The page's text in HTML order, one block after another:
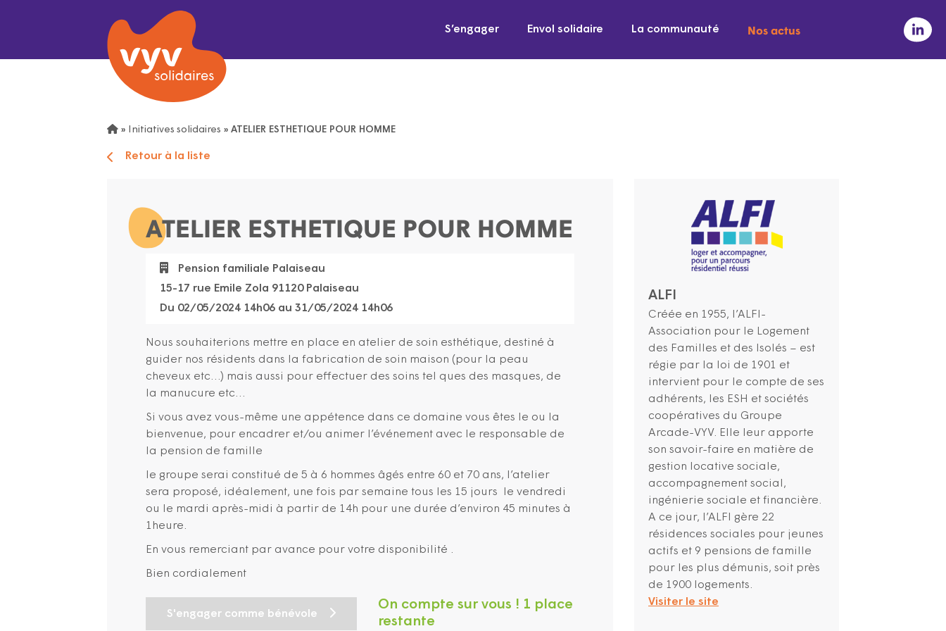
S’engager Envol solidaire La communauté Nos actus
» Initiatives solidaires » ATELIER ESTHETIQUE POUR HOMME
Retour à la liste
ATELIER ESTHETIQUE POUR HOMME
Pension familiale Palaiseau
15-17 rue Emile Zola 91120 Palaiseau
Du 02/05/2024 14h06 au 31/05/2024 14h06
Nous souhaiterions mettre en place en atelier de soin esthétique, destiné à
guider nos résidents dans la fabrication de soin maison (pour la peau
cheveux etc…) mais aussi pour effectuer des soins tel ques des masques, de
la manucure etc…
Si vous avez vous-même une appétence dans ce domaine vous êtes le ou la
bienvenue, pour encadrer et/ou animer l’événement avec le responsable de
la pension de famille
le groupe serai constitué de 5 à 6 hommes âgés entre 60 et 70 ans, l’atelier
sera proposé, idéalement, une fois par semaine tous les 15 jours le vendredi
ou le mardi après-midi à partir de 14h pour une durée d’environ 45 minutes à
1heure.
En vous remerciant par avance pour votre disponibilité .
Bien cordialement
S'engager comme bénévole
On compte sur vous ! 1 place
restante
ALFI
Créée en 1955, l’ALFI-
Association pour le Logement
des Familles et des Isolés – est
régie par la loi de 1901 et
intervient pour le compte de ses
adhérents, les ESH et sociétés
coopératives du Groupe
Arcade-VYV. Elle leur apporte
son savoir-faire en matière de
gestion locative sociale,
accompagnement social,
ingénierie sociale et financière.
A ce jour, l’ALFI gère 22
résidences sociales pour jeunes
actifs et 9 pensions de famille
pour les plus démunis, soit près
de 1900 logements.
Visiter le site